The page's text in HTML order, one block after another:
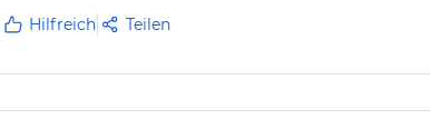
Hilfreich Teilen